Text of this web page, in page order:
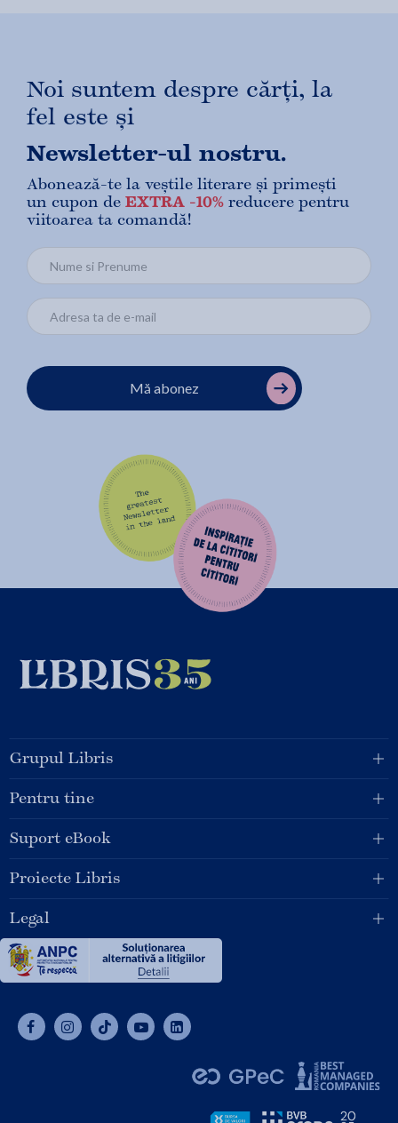
Noi suntem despre cărți, la
fel este și
Newsletter-ul nostru.
Abonează-te la veștile literare și primești
un cupon de EXTRA -10% reducere pentru
viitoarea ta comandă!
Mă abonez
Grupul Libris
Pentru tine
Suport eBook
Proiecte Libris
Legal